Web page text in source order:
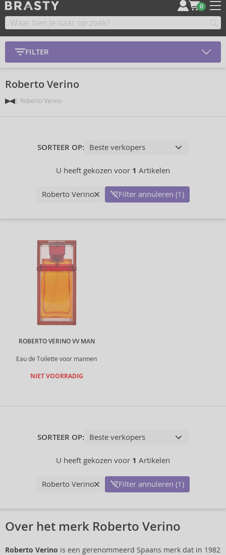
0
FILTER
Roberto Verino
Roberto Verino
SORTEER OP:
U heeft gekozen voor 1 Artikelen
Roberto Verino Filter annuleren (1)
ROBERTO VERINO VV MAN
Eau de Toilette voor mannen
NIET VOORRADIG
SORTEER OP:
U heeft gekozen voor 1 Artikelen
Roberto Verino Filter annuleren (1)
Over het merk Roberto Verino
Roberto Verino is een gerenommeerd Spaans merk dat in 1982